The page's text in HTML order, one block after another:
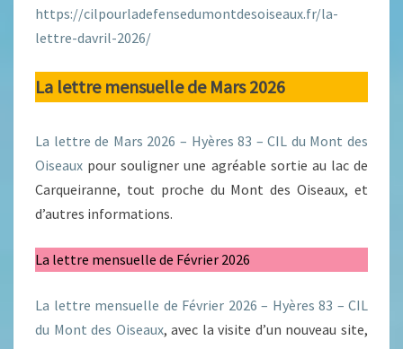
https://cilpourladefensedumontdesoiseaux.fr/la-
lettre-davril-2026/
La lettre mensuelle de Mars 2026
La lettre de Mars 2026 – Hyères 83 – CIL du Mont des
Oiseaux pour souligner une agréable sortie au lac de
Carqueiranne, tout proche du Mont des Oiseaux, et
d’autres informations.
La lettre mensuelle de Février 2026
La lettre mensuelle de Février 2026 – Hyères 83 – CIL
du Mont des Oiseaux, avec la visite d’un nouveau site,